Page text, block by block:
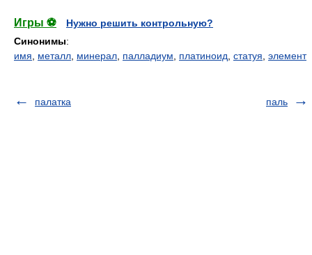
Игры ⚽
Нужно решить контрольную?
Синонимы:
имя
металл минерал палладиум платиноид статуя элемент
палатка паль